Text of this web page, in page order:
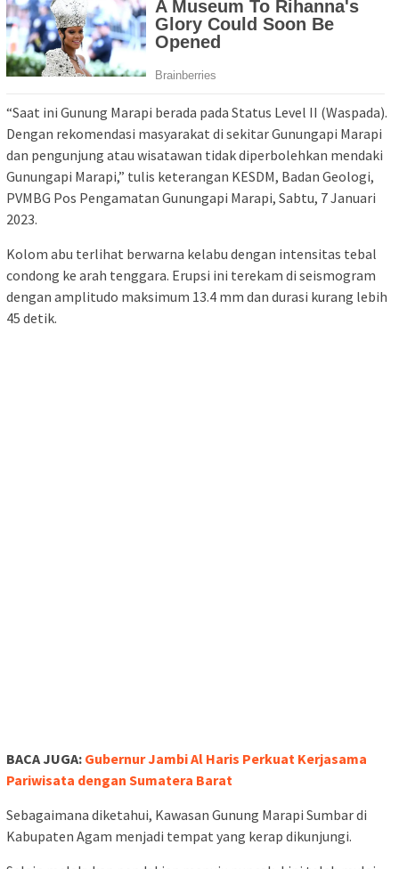
“Saat ini Gunung Marapi berada pada Status Level II (Waspada).
Dengan rekomendasi masyarakat di sekitar Gunungapi Marapi
dan pengunjung atau wisatawan tidak diperbolehkan mendaki
Gunungapi Marapi,” tulis keterangan KESDM, Badan Geologi,
PVMBG Pos Pengamatan Gunungapi Marapi, Sabtu, 7 Januari
2023.
Kolom abu terlihat berwarna kelabu dengan intensitas tebal
condong ke arah tenggara. Erupsi ini terekam di seismogram
dengan amplitudo maksimum 13.4 mm dan durasi kurang lebih
45 detik.
BACA JUGA: Gubernur Jambi Al Haris Perkuat Kerjasama
Pariwisata dengan Sumatera Barat
Sebagaimana diketahui, Kawasan Gunung Marapi Sumbar di
Kabupaten Agam menjadi tempat yang kerap dikunjungi.